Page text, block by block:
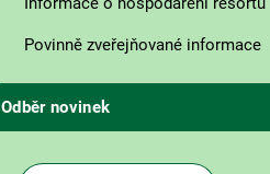
Povinně zveřejňované informace
Odběr novinek